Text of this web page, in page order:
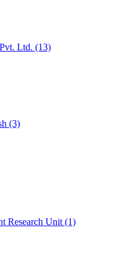
Ltd. (13)
(3)
Research Unit (1)